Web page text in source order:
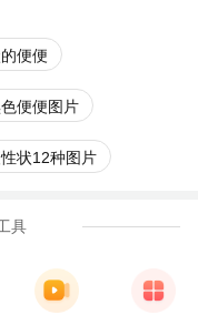
便便
便便图片
状12种图片
具